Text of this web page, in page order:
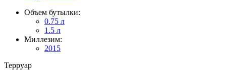
Объем бутылки:
0.75 л
1.5 л
Миллезим:
2015
Терруар